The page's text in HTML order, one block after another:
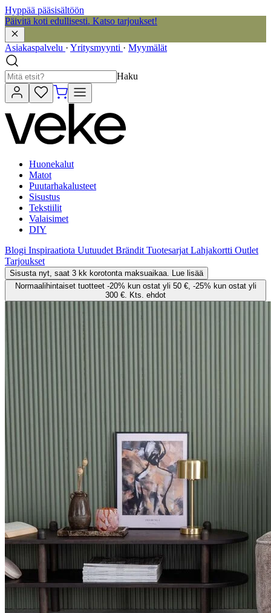
Hyppää pääsisältöön
Päivitä koti edullisesti. Katso tarjoukset!
Asiakaspalvelu · Yritysmyynti · Myymälät
Haku
Huonekalut
Matot
Puutarhakalusteet
Sisustus
Tekstiilit
Valaisimet
DIY
Blogi Inspiraatiota Uutuudet Brändit Tuotesarjat Lahjakortti Outlet
Tarjoukset
Sisusta nyt, saat 3 kk korotonta maksuaikaa. Lue lisää
Normaalihintaiset tuotteet -20% kun ostat yli 50 €, -25% kun ostat yli
300 €. Kts. ehdot